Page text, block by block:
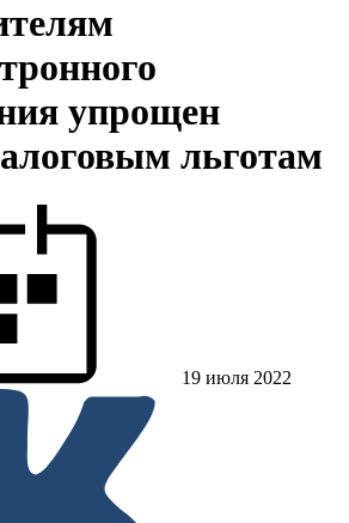
упрощен
льготам
19 июля 2022